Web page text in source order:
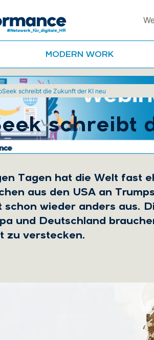
MODERN WORK
schreibt die Zukunft der KI neu
schreibt
Tagen hat die Welt fast
aus den USA an
schon wieder anders aus.
und Deutschland
zu verstecken.